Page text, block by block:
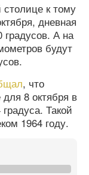
столице к тому
дневная
градусов. А на
будут
, что
8 октября в
Такой
1964 году.